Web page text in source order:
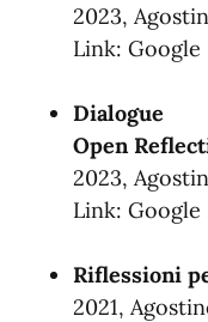
2023,
Link:Google
Dialogue
Open
2023,
Link:Google
Riflessioni
2021,